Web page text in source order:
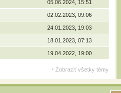
05.06.2024, 15:51
02.02.2023, 09:06
24.01.2023, 19:03
18.01.2023, 07:13
19.04.2022, 19:00
Zobraziť všetky témy